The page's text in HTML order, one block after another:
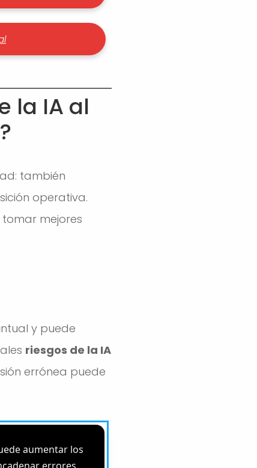
la IA al
también
operativa.
mejores
y puede
riesgos de la IA
errónea puede
aumentar los